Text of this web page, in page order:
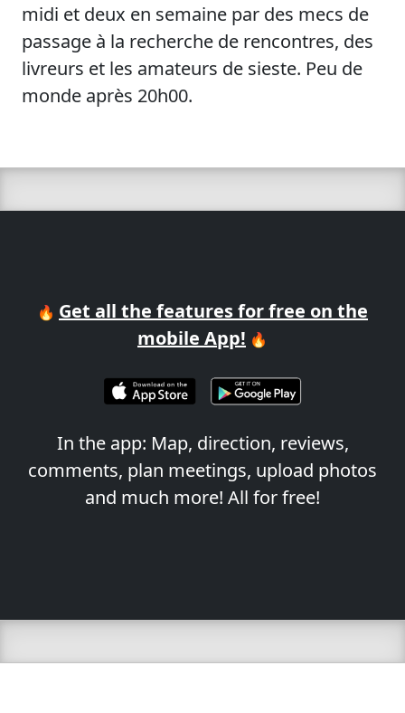
midi et deux en semaine par des mecs de
passage à la recherche de rencontres, des
livreurs et les amateurs de sieste. Peu de
monde après 20h00.
🔥 Get all the features for free on the
mobile App! 🔥
In the app: Map, direction, reviews,
comments, plan meetings, upload photos
and much more! All for free!